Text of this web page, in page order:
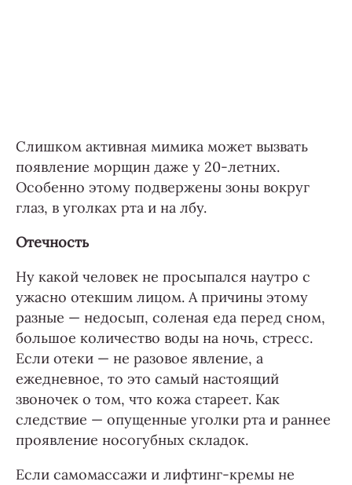
Слишком активная мимика может вызвать
появление морщин даже у 20-летних.
Особенно этому подвержены зоны вокруг
глаз, в уголках рта и на лбу.
Отечность
Ну какой человек не просыпался наутро с
ужасно отекшим лицом. А причины этому
разные — недосып, соленая еда перед сном,
большое количество воды на ночь, стресс.
Если отеки — не разовое явление, а
ежедневное, то это самый настоящий
звоночек о том, что кожа стареет. Как
следствие — опущенные уголки рта и раннее
проявление носогубных складок.
Если самомассажи и лифтинг-кремы не